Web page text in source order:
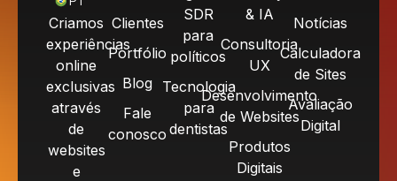
Criamos
experiências
online
exclusivas
através
de
websites
e
Clientes
Portfólio
Blog
Fale
conosco
SDR
para
políticos
Tecnologia
para
dentistas
& IA
Consultoria
UX
Desenvolvimento
de Websites
Produtos
Digitais
Notícias
Calculadora
de Sites
Avaliação
Digital